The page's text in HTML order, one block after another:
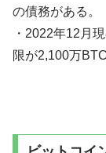
の債務がある。
・2022年12月
限が2,100万BTC